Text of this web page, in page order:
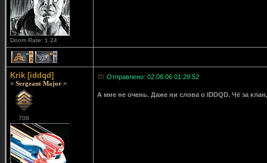
Doom Rate: 1.24
2 1
Krik [iddqd]
= Sergeant Major =
708
Отправлено: 02.08.06 01:29:52
А мне не очень. Даже ни слова о IDDQD. Чё за